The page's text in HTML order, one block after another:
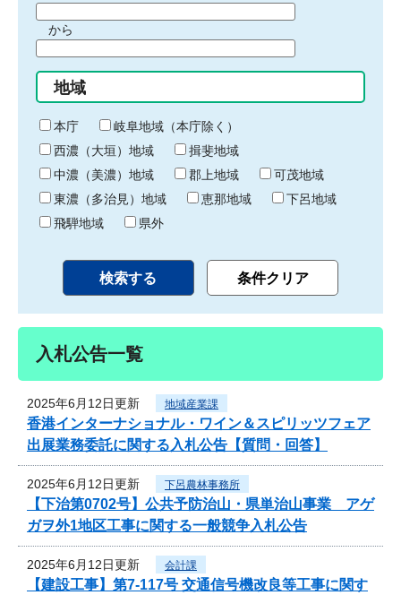
間
始
り
から
間
終
わ
り
地域
本庁
岐阜地域（本庁除く）
西濃（大垣）地域
揖斐地域
中濃（美濃）地域
郡上地域
可茂地域
東濃（多治見）地域
恵那地域
下呂地域
飛騨地域
県外
入札公告一覧
2025年6月12日更新 地域産業課
香港インターナショナル・ワイン＆スピリッツフェア
出展業務委託に関する入札公告【質問・回答】
2025年6月12日更新 下呂農林事務所
【下治第0702号】公共予防治山・県単治山事業 アゲ
ガヲ外1地区工事に関する一般競争入札公告
2025年6月12日更新 会計課
【建設工事】第7-117号 交通信号機改良等工事に関す